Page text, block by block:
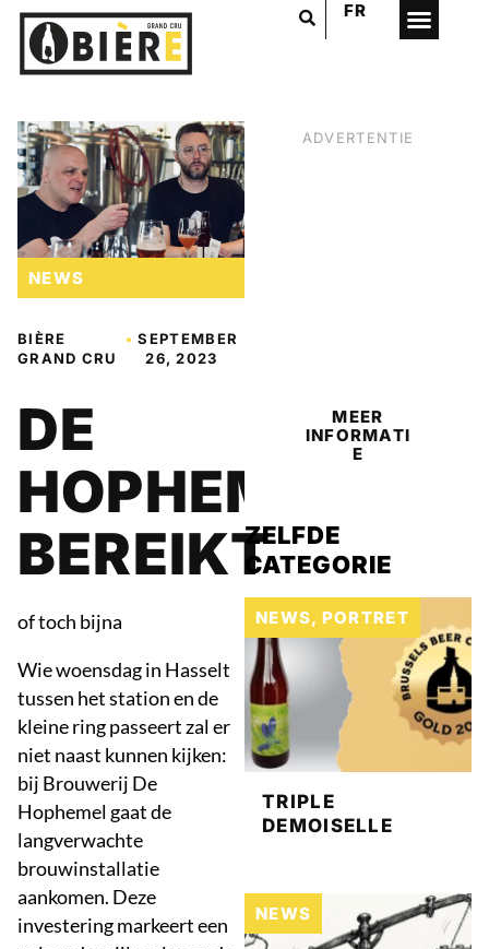
FR
NEWS
BIÈRE
GRAND CRU
•SEPTEMBER
26, 2023
DE
HOPHEMEL
BEREIKT
of toch bijna
Wie woensdag in Hasselt
tussen het station en de
kleine ring passeert zal er
niet naast kunnen kijken:
bij Brouwerij De
Hophemel gaat de
langverwachte
brouwinstallatie
aankomen. Deze
investering markeert een
ADVERTENTIE
MEER
INFORMATI
E
ZELFDE
CATEGORIE
NEWS, PORTRET
TRIPLE
DEMOISELLE
NEWS